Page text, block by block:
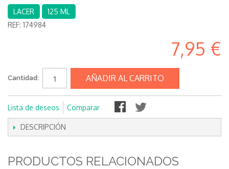
LACER
125 ML
REF: 174984
7,95 €
Cantidad: AÑADIR AL CARRITO
Lista de deseos Comparar
DESCRIPCIÓN
PRODUCTOS RELACIONADOS